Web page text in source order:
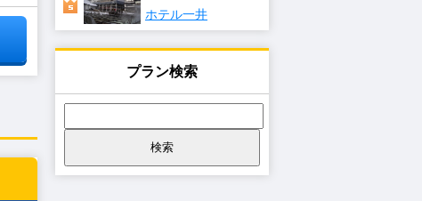
ホテル一井
プラン検索